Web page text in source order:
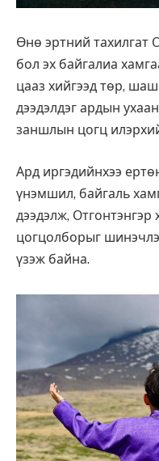
Өнө эртний тахилгат
бол эх байгалиа
цааз хийгээд төр,
дээдэлдэг ардын
заншлын цогц
Ард иргэдийнхээ
үнэмшил, байгаль
дээдэлж,
цогцолборыг
үзэж байна.